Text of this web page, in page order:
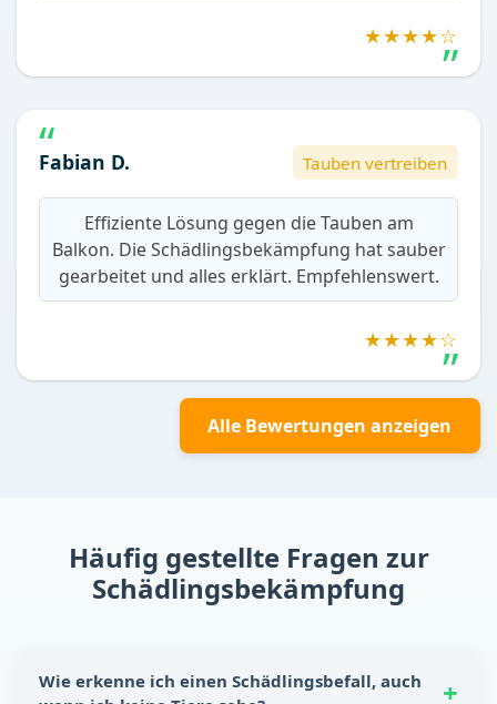
★★★★☆
Fabian D. Tauben vertreiben
Effiziente Lösung gegen die Tauben am
Balkon. Die Schädlingsbekämpfung hat sauber
gearbeitet und alles erklärt. Empfehlenswert.
★★★★☆
Alle Bewertungen anzeigen
Häufig gestellte Fragen zur
Schädlingsbekämpfung
Wie erkenne ich einen Schädlingsbefall, auch